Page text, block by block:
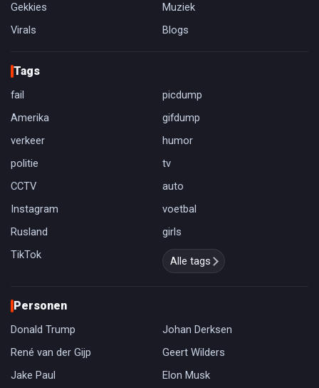
Gekkies
Muziek
Virals
Blogs
Tags
fail
picdump
Amerika
gifdump
verkeer
humor
politie
tv
CCTV
auto
Instagram
voetbal
Rusland
girls
TikTok
Alle tags
Personen
Donald Trump
Johan Derksen
René van der Gijp
Geert Wilders
Jake Paul
Elon Musk